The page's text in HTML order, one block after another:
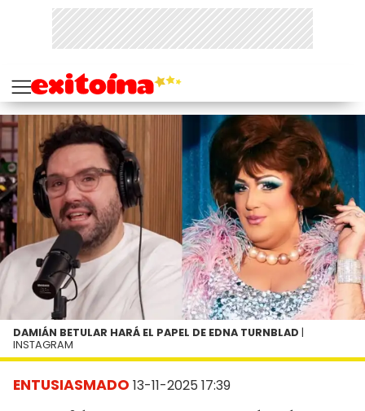
ENTUSIASMADO 13-11-2025 17:39
DAMIÁN BETULAR HARÁ EL PAPEL DE EDNA TURNBLAD |
INSTAGRAM